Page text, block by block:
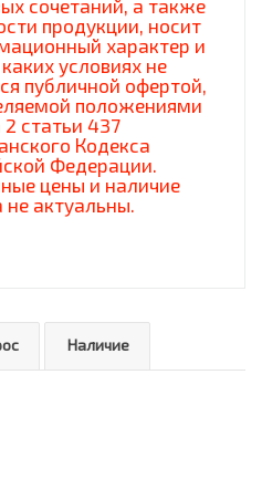
сочетаний, а также
продукции, носит
характер и
условиях не
публичной офертой,
положениями
2 статьи 437
Кодекса
Федерации.
цены и наличие
не актуальны.
Наличие